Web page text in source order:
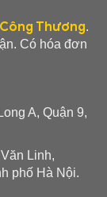
Thương.
Có hóa đơn
A, Quận 9,
Linh,
phố Hà Nội.